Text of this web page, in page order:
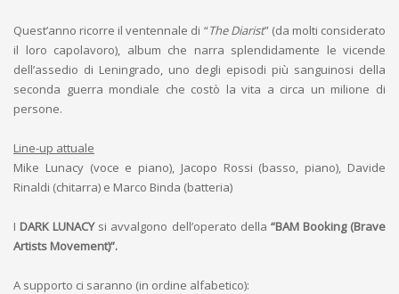
Quest’anno ricorre il ventennale di “The Diarist” (da molti considerato
il loro capolavoro), album che narra splendidamente le vicende
dell’assedio di Leningrado, uno degli episodi più sanguinosi della
seconda guerra mondiale che costò la vita a circa un milione di
persone.
Line-up attuale
Mike Lunacy (voce e piano), Jacopo Rossi (basso, piano), Davide
Rinaldi (chitarra) e Marco Binda (batteria)
I DARK LUNACYsi avvalgono dell’operato della “BAM Booking (Brave
Artists Movement)”.
A supporto ci saranno (in ordine alfabetico):